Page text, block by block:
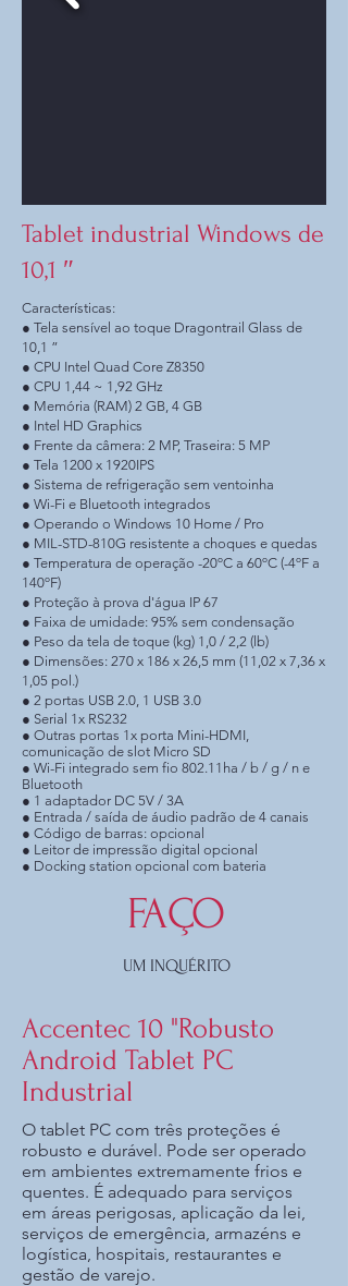
Tablet industrial Windows de
10,1 ″
Características:
● Tela sensível ao toque Dragontrail Glass de
10,1 ”
● CPU Intel Quad Core Z8350
● CPU 1,44 ~ 1,92 GHz
● Memória (RAM) 2 GB, 4 GB
● Intel HD Graphics
● Frente da câmera: 2 MP, Traseira: 5 MP
● Tela 1200 x 1920IPS
● Sistema de refrigeração sem ventoinha
● Wi-Fi e Bluetooth integrados
● Operando o Windows 10 Home / Pro
● MIL-STD-810G resistente a choques e quedas
● Temperatura de operação -20ºC a 60ºC (-4ºF a
140ºF)
● Proteção à prova d'água IP 67
● Faixa de umidade: 95% sem condensação
● Peso da tela de toque (kg) 1,0 / 2,2 (lb)
● Dimensões: 270 x 186 x 26,5 mm (11,02 x 7,36 x
1,05 pol.)
● 2 portas USB 2.0, 1 USB 3.0
● Serial 1x RS232
● Outras portas 1x porta Mini-HDMI,
comunicação de slot Micro SD
● Wi-Fi integrado sem fio 802.11ha / b / g / n e
Bluetooth
● 1 adaptador DC 5V / 3A
● Entrada / saída de áudio padrão de 4 canais
● Código de barras: opcional
● Leitor de impressão digital opcional
● Docking station opcional com bateria
FAÇO
UM INQUÉRITO
Accentec 10 "Robusto
Android Tablet PC
Industrial
O tablet PC com três proteções é
robusto e durável. Pode ser operado
em ambientes extremamente frios e
quentes. É adequado para serviços
em áreas perigosas, aplicação da lei,
serviços de emergência, armazéns e
logística, hospitais, restaurantes e
gestão de varejo.